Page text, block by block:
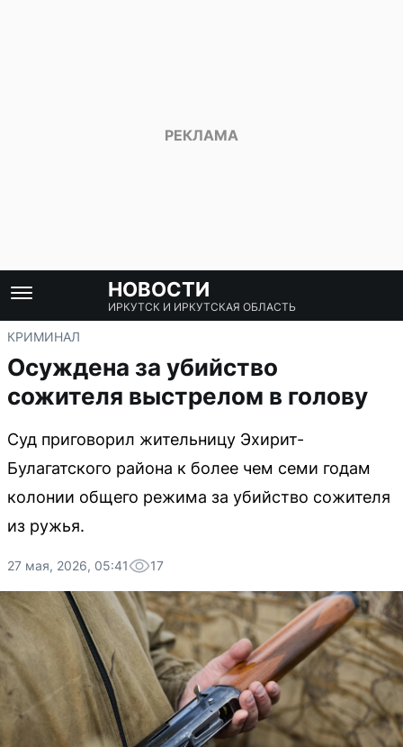
НОВОСТИ
ИРКУТСК И ИРКУТСКАЯ ОБЛАСТЬ
КРИМИНАЛ
Осуждена за убийство
сожителя выстрелом в голову
Суд приговорил жительницу Эхирит-
Булагатского района к более чем семи годам
колонии общего режима за убийство сожителя
из ружья.
27 мая, 2026, 05:41 17